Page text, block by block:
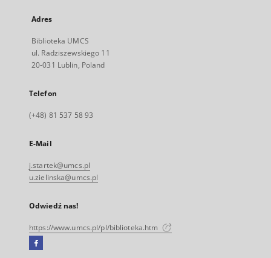
Adres
Biblioteka UMCS
ul. Radziszewskiego 11
20-031 Lublin, Poland
Telefon
(+48) 81 537 58 93
E-Mail
j.startek@umcs.pl
u.zielinska@umcs.pl
Odwiedź nas!
https://www.umcs.pl/pl/biblioteka.htm
Facebook